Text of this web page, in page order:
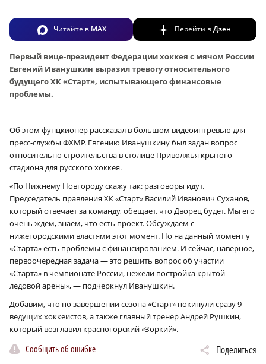
Читайте в MAX Перейти вДзен
Первый вице-президент Федерации хоккея с мячом России
Евгений Иванушкин выразил тревогу относительного
будущего ХК «Старт», испытывающего финансовые
проблемы.
Об этом фунцкионер рассказал в большом видеоинтревью для
пресс-службы ФХМР. Евгению Иванушкину был задан вопрос
относительно строительства в столице Приволжья крытого
стадиона для русского хоккея.
«По Нижнему Новгороду скажу так: разговоры идут.
Председатель правления ХК «Старт» Василий Иванович Суханов,
который отвечает за команду, обещает, что Дворец будет. Мы его
очень ждём, знаем, что есть проект. Обсуждаем с
нижегородскими властями этот момент. Но на данный момент у
«Старта» есть проблемы с финансированием. И сейчас, наверное,
первоочередная задача — это решить вопрос об участии
«Старта» в чемпионате России, нежели постройка крытой
ледовой арены», — подчеркнул Иванушкин.
Добавим, что по завершении сезона «Старт» покинули сразу 9
ведущих хоккеистов, а также главный тренер Андрей Рушкин,
который возглавил красногорский «Зоркий».
Сообщить об ошибке Поделиться